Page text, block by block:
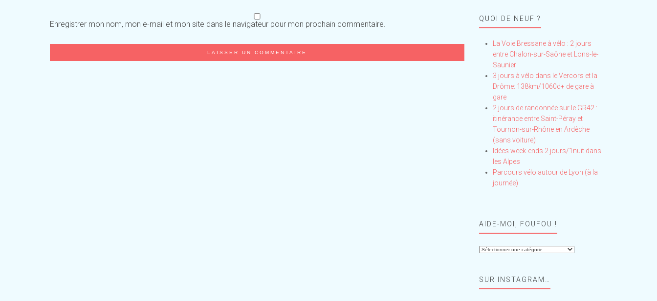
Enregistrer mon nom, mon e-mail et mon site dans le navigateur pour mon prochain commentaire.
QUOI DE NEUF ?
La Voie Bressane à vélo : 2 jours
entre Chalon-sur-Saône et Lons-le-
Saunier
3 jours à vélo dans le Vercors et la
Drôme: 138km/1060d+ de gare à
gare
2 jours de randonnée sur le GR42 :
itinérance entre Saint-Péray et
Tournon-sur-Rhône en Ardèche
(sans voiture)
Idées week-ends 2 jours/1nuit dans
les Alpes
Parcours vélo autour de Lyon (à la
journée)
AIDE-MOI, FOUFOU !
Aide-
!SUR INSTAGRAM…